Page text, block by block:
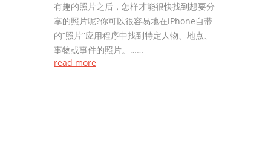
有趣的照片之后，怎样才能很快找到想要分
享的照片呢?你可以很容易地在iPhone自带
的“照片”应用程序中找到特定人物、地点、
事物或事件的照片。……
read more